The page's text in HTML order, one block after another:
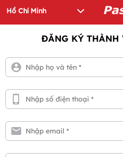
ĐĂNG KÝ THÀNH